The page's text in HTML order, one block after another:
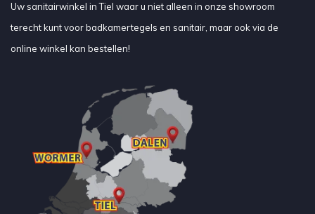
Uw sanitairwinkel in Tiel waar u niet alleen in onze showroom
terecht kunt voor badkamertegels en sanitair, maar ook via de
online winkel kan bestellen!